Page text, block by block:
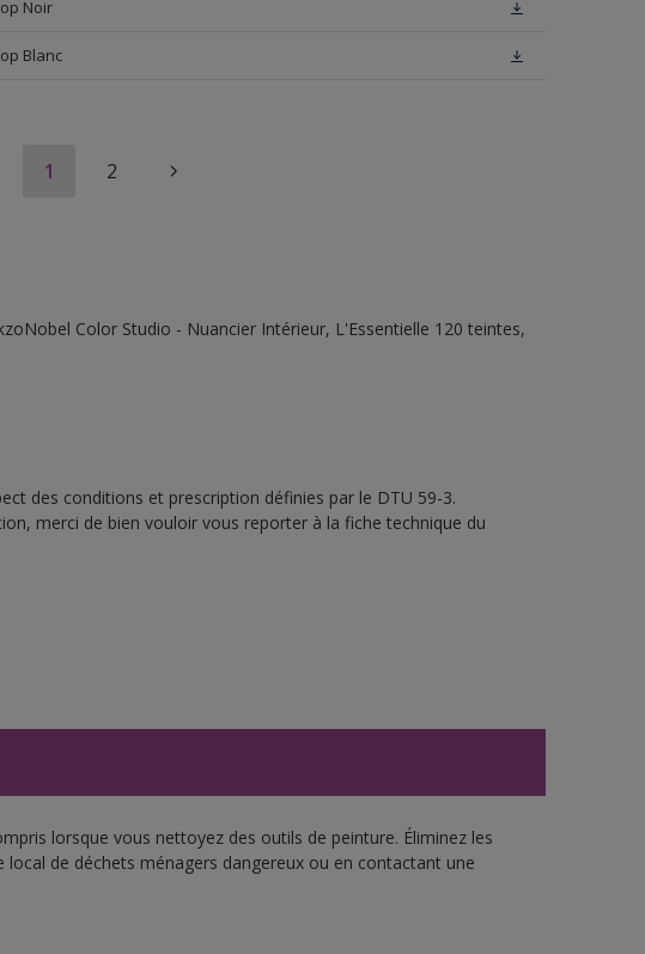
Noir
Blanc
1 2
Color Studio - Nuancier Intérieur, L'Essentielle 120 teintes,
des conditions et prescription définies par le DTU 59-3.
merci de bien vouloir vous reporter à la fiche technique du
lorsque vous nettoyez des outils de peinture. Éliminez les
de déchets ménagers dangereux ou en contactant une